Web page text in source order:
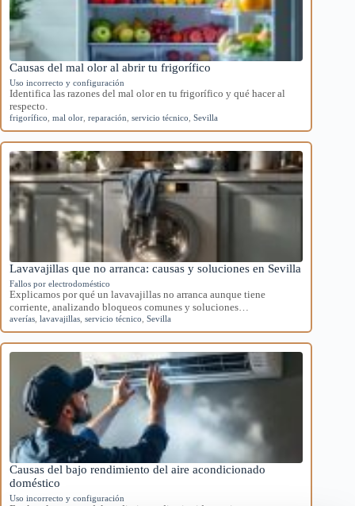
Causas del mal olor al abrir tu frigorífico
Uso incorrecto y configuración
Identifica las razones del mal olor en tu frigorífico y qué hacer al
respecto.
frigorífico mal olor reparación servicio técnico Sevilla
Lavavajillas que no arranca: causas y soluciones en Sevilla
Fallos por electrodoméstico
Explicamos por qué un lavavajillas no arranca aunque tiene
corriente, analizando bloqueos comunes y soluciones…
averías lavavajillas servicio técnico Sevilla
Causas del bajo rendimiento del aire acondicionado
doméstico
Uso incorrecto y configuración